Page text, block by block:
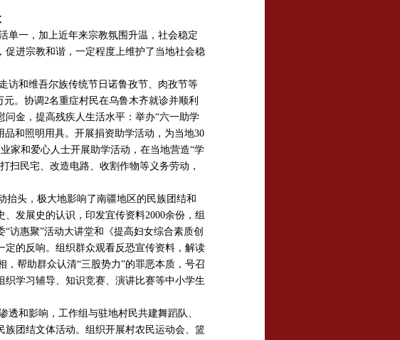
单一，加上近年来宗教氛围升温，社会稳定
进宗教和谐，一定程度上维护了当地社会稳
访和维吾尔族传统节日诺鲁孜节、肉孜节等
。协调2名重症村民在乌鲁木齐就诊并顺利
金，提高残疾人生活水平：举办“六一助学
和照明用具。开展捐资助学活动，为当地30
家和爱心人士开展助学活动，在当地营造“学
扫民宅、改造电路、收割作物等义务劳动，
抬头，极大地影响了南疆地区的民族团结和
发展史的认识，印发宜传资料2000余份，组
访惠聚”活动大讲堂和《提高妇女综合素质创
的反响。组织群众观看反恐宣传资料，解读
，帮助群众认清“三股势力”的罪恶本质，号召
学习辅导、知识竞赛、演讲比赛等中小学生
透和影响，工作组与驻地村民共建舞蹈队、
团结文体活动。组织开展村农民运动会、篮